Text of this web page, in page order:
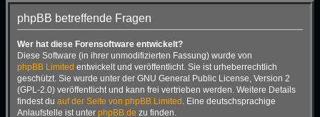
phpBB betreffende Fragen
Wer hat diese Forensoftware entwickelt?
Diese Software (in ihrer unmodifizierten Fassung) wurde von
phpBB Limited entwickelt und veröffentlicht. Sie ist urheberrechtlich
geschützt. Sie wurde unter der GNU General Public License, Version 2
(GPL-2.0) veröffentlicht und kann frei vertrieben werden. Weitere Details
findest du auf der Seite von phpBB Limited . Eine deutschsprachige
Anlaufstelle ist unter phpBB.de zu finden.